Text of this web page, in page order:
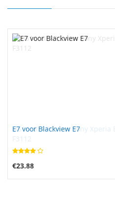
E7 voor Blackview E7
€23.88